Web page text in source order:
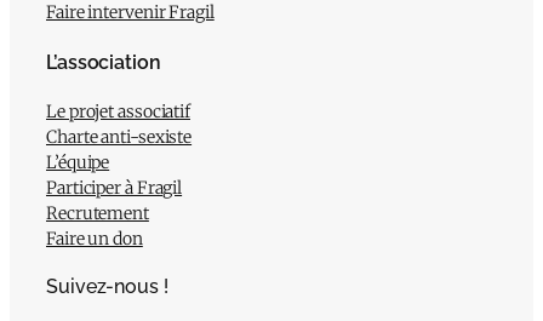
Faire intervenir Fragil
L’association
Le projet associatif
Charte anti-sexiste
L’équipe
Participer à Fragil
Recrutement
Faire un don
Suivez-nous !